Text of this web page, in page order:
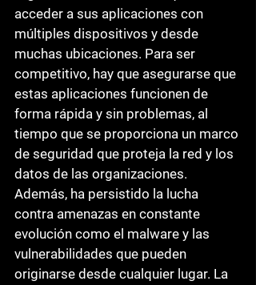
acceder a sus aplicaciones con
múltiples dispositivos y desde
muchas ubicaciones. Para ser
competitivo, hay que asegurarse que
estas aplicaciones funcionen de
forma rápida y sin problemas, al
tiempo que se proporciona un marco
de seguridad que proteja la red y los
datos de las organizaciones.
Además, ha persistido la lucha
contra amenazas en constante
evolución como el malware y las
vulnerabilidades que pueden
originarse desde cualquier lugar. La